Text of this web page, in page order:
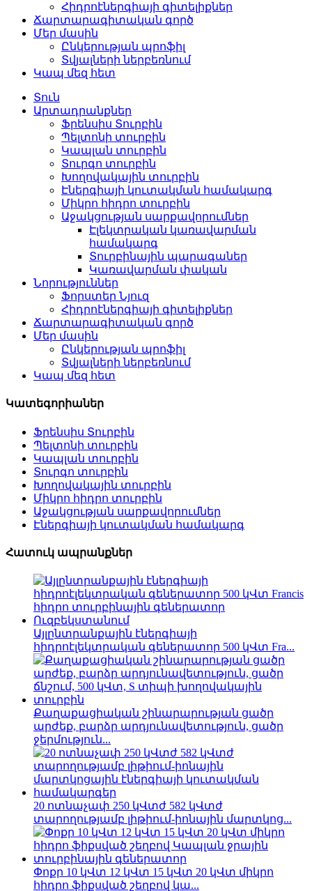
Հիդրոէներգիայի գիտելիքներ
Ճարտարագիտական ​​​​գործ
Մեր մասին
Ընկերության պրոֆիլ
Տվյալների ներբեռնում
Կապ մեզ հետ
Տուն
Արտադրանքներ
Ֆրենսիս Տուրբին
Պելտոնի տուրբին
Կապլան տուրբին
Տուրգո տուրբին
Խողովակային տուրբին
Էներգիայի կուտակման համակարգ
Միկրո հիդրո տուրբին
Աջակցության սարքավորումներ
Էլեկտրական կառավարման
համակարգ
Տուրբինային պարագաներ
Կառավարման փական
Նորություններ
Ֆորստեր Նյուզ
Հիդրոէներգիայի գիտելիքներ
Ճարտարագիտական ​​​​գործ
Մեր մասին
Ընկերության պրոֆիլ
Տվյալների ներբեռնում
Կապ մեզ հետ
Կատեգորիաներ
Ֆրենսիս Տուրբին
Պելտոնի տուրբին
Կապլան տուրբին
Տուրգո տուրբին
Խողովակային տուրբին
Միկրո հիդրո տուրբին
Աջակցության սարքավորումներ
Էներգիայի կուտակման համակարգ
Հատուկ ապրանքներ
Այլընտրանքային էներգիայի
հիդրոէլեկտրական գեներատոր 500 կՎտ Fra...
Քաղաքացիական շինարարության ցածր
արժեք, բարձր արդյունավետություն, ցածր
ջերմություն...
20 ոտնաչափ 250 կՎտժ 582 կՎտժ
տարողությամբ լիթիում-իոնային մարտկոց...
Փոքր 10 կՎտ 12 կՎտ 15 կՎտ 20 կՎտ միկրո
հիդրո ֆիքսված շեղբով կա...